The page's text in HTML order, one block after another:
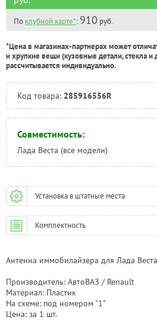
По клубной карте*: 910 руб.
*Цена в магазинах-партнерах может
и хрупкие вещи (кузовные детали, стекла
рассчитывается индивидуально.
Код товара: 285916556R
Совместимость:
Лада Веста (все модели)
Установка в штатные места
Комплектность
Антенна иммобилайзера для Лада
Производитель: АвтоВАЗ / Renault
Материал: Пластик
На схеме: под номером "1"
Цена: за 1 шт.